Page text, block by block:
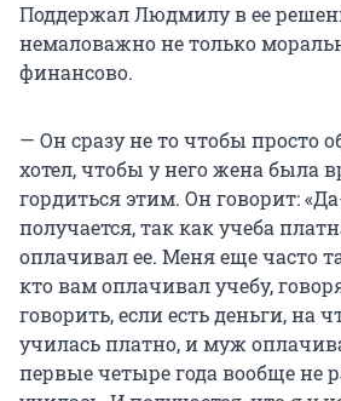
Поддержал Людмилу в ее
немаловажно не только
финансово.
— Он сразу не то чтобы просто
хотел, чтобы у него жена была
гордиться этим. Он говорит:
получается, так как учеба
оплачивал ее. Меня еще часто
кто вам оплачивал учебу,
говорить, если есть деньги, на
училась платно, и муж
первые четыре года вообще не